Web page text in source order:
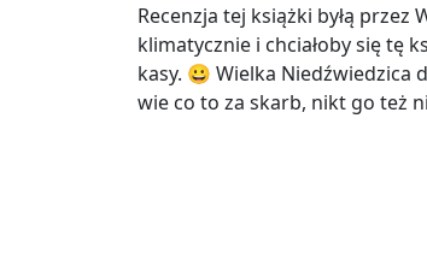
Recenzja tej książki byłą
klimatycznie i chciałoby się tę
kasy. 😀 Wielka Niedźwiedzica
wie co to za skarb, nikt go też